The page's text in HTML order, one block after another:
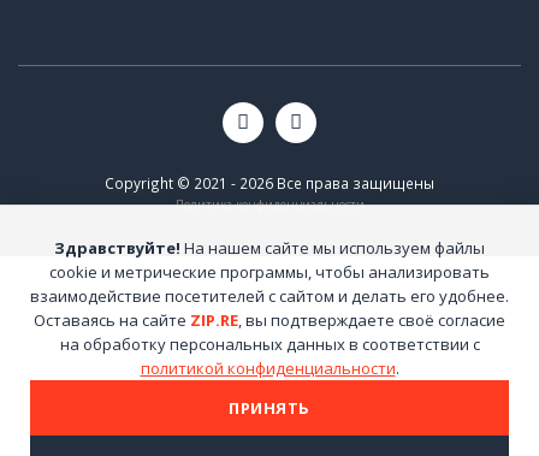
Copyright © 2021 - 2026 Все права защищены
Политика конфиденциальности
Здравствуйте! На нашем сайте мы используем файлы
cookie и метрические программы, чтобы анализировать
взаимодействие посетителей с сайтом и делать его удобнее.
Оставаясь на сайте ZIP.RE, вы подтверждаете своё согласие
на обработку персональных данных в соответствии с
политикой конфиденциальности.
ПРИНЯТЬ